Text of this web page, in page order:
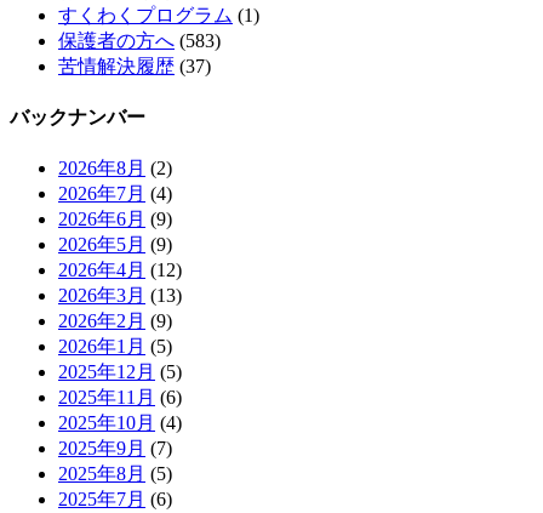
すくわくプログラム (1)
保護者の方へ (583)
苦情解決履歴 (37)
バックナンバー
2026年8月 (2)
2026年7月 (4)
2026年6月 (9)
2026年5月 (9)
2026年4月 (12)
2026年3月 (13)
2026年2月 (9)
2026年1月 (5)
2025年12月 (5)
2025年11月 (6)
2025年10月 (4)
2025年9月 (7)
2025年8月 (5)
2025年7月 (6)